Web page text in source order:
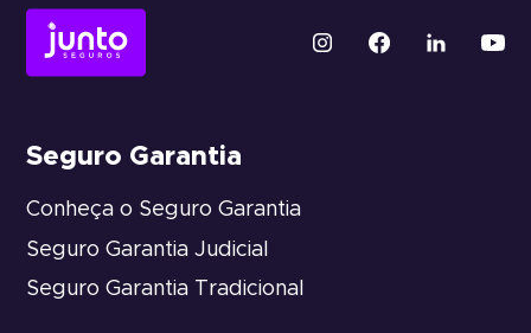
Seguro Garantia
Conheça o Seguro Garantia
Seguro Garantia Judicial
Seguro Garantia Tradicional